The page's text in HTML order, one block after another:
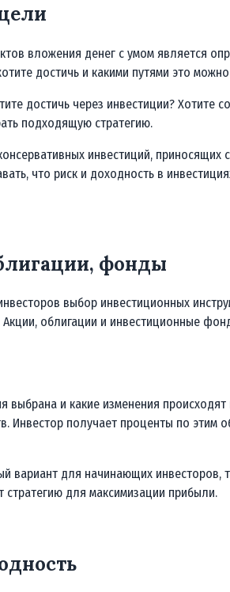
вложения денег с умом является
достичь и какими путями это
достичь через инвестиции? Хотите
подходящую стратегию.
инвестиций,
что риск и доходность в
фонды
выбор инвестиционных
облигации и инвестиционные
выбрана и какие изменения
получает проценты по этим
для начинающих инвесторов,
для максимизации прибыли.